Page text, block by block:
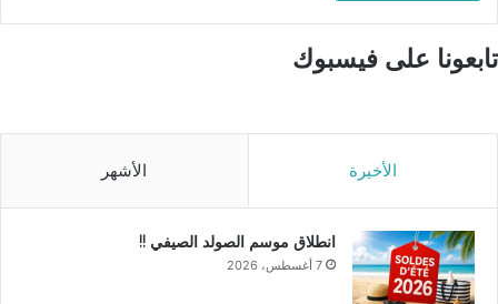
تابعونا على فيسبوك
الأخيرة الأشهر
انطلاق موسم الصولد الصيفي !!
7 أغسطس، 2026